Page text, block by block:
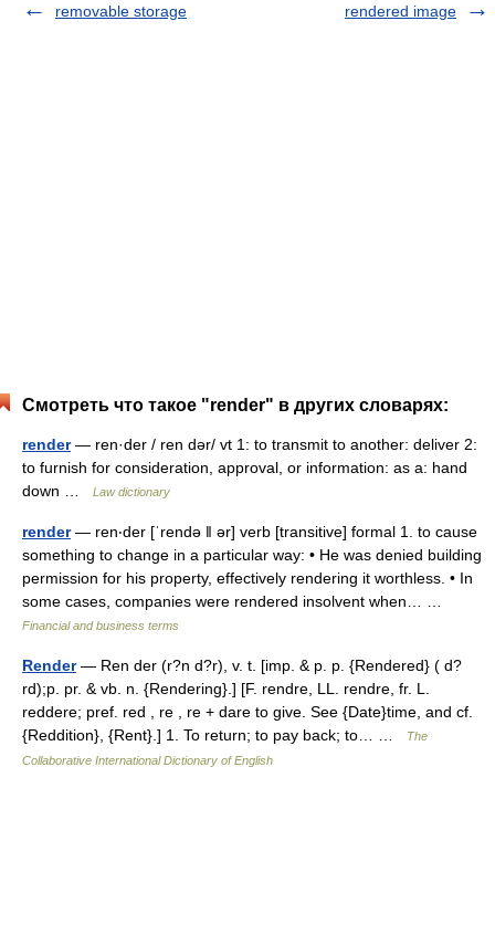
removable storage
rendered image
Смотреть что такое "render" в других словарях:
render— ren·der / ren dər/ vt 1: to transmit to another: deliver 2:
to furnish for consideration, approval, or information: as a: hand
down …
Law dictionary
render— ren‧der [ˈrendə ǁ ər] verb [transitive] formal 1. to cause
something to change in a particular way: • He was denied building
permission for his property, effectively rendering it worthless. • In
some cases, companies were rendered insolvent when… …
Financial and business terms
Render— Ren der (r?n d?r), v. t. [imp. & p. p. {Rendered} ( d?
rd);p. pr. & vb. n. {Rendering}.] [F. rendre, LL. rendre, fr. L.
reddere; pref. red , re , re + dare to give. See {Date}time, and cf.
{Reddition}, {Rent}.] 1. To return; to pay back; to… …
The
Collaborative International Dictionary of English